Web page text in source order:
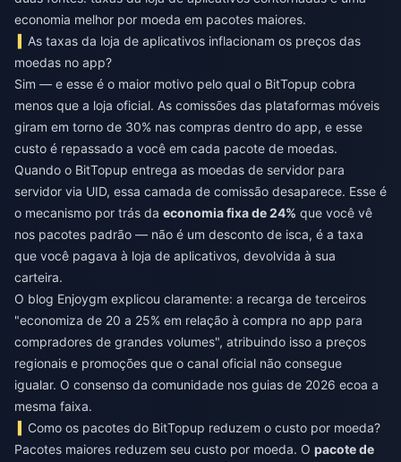
economia melhor por moeda em pacotes maiores.
As taxas da loja de aplicativos inflacionam os preços das
moedas no app?
Sim — e esse é o maior motivo pelo qual o BitTopup cobra
menos que a loja oficial. As comissões das plataformas móveis
giram em torno de 30% nas compras dentro do app, e esse
custo é repassado a você em cada pacote de moedas.
Quando o BitTopup entrega as moedas de servidor para
servidor via UID, essa camada de comissão desaparece. Esse é
o mecanismo por trás da economia fixa de 24% que você vê
nos pacotes padrão — não é um desconto de isca, é a taxa
que você pagava à loja de aplicativos, devolvida à sua
carteira.
O blog Enjoygm explicou claramente: a recarga de terceiros
"economiza de 20 a 25% em relação à compra no app para
compradores de grandes volumes", atribuindo isso a preços
regionais e promoções que o canal oficial não consegue
igualar. O consenso da comunidade nos guias de 2026 ecoa a
mesma faixa.
Como os pacotes do BitTopup reduzem o custo por moeda?
Pacotes maiores reduzem seu custo por moeda. O pacote de